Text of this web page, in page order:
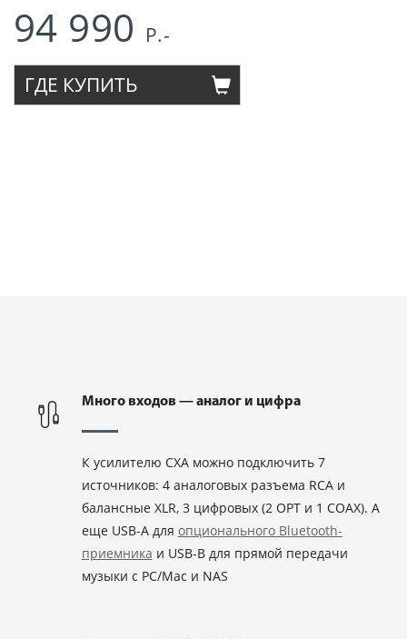
94 990 Р.-
ГДЕ КУПИТЬ
Много входов — аналог и цифра
К усилителю CXA можно подключить 7
источников: 4 аналоговых разъема RCA и
балансные XLR, 3 цифровых (2 OPT и 1 COAX). А
еще USB-A для опционального Bluetooth-
приемника и USB-B для прямой передачи
музыки с PC/Mac и NAS